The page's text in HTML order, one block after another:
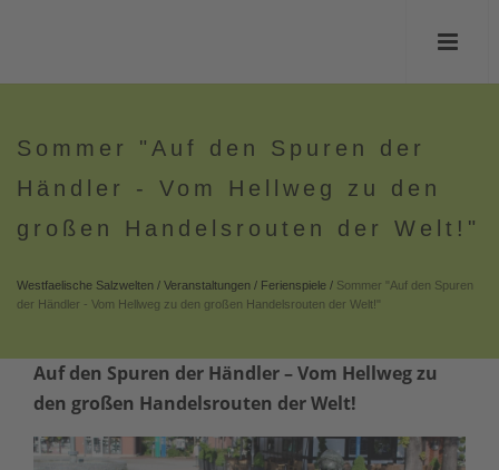
Sommer "Auf den Spuren der
Händler - Vom Hellweg zu den
großen Handelsrouten der Welt!"
Westfaelische Salzwelten / Veranstaltungen / Ferienspiele / Sommer "Auf den Spuren
der Händler - Vom Hellweg zu den großen Handelsrouten der Welt!"
Auf den Spuren der Händler – Vom Hellweg zu
den großen Handelsrouten der Welt!